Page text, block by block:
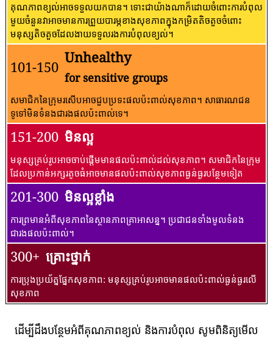
គុណភាពខ្យល់អាចទទួលយកបាន។ ទោះជាយ៉ាងណាក៏ដោយចំពោះការបំពុល
មួយចំនួនវាអាចមានការព្រួយបារម្ភខាងសុខភាពក្នុងកម្រិតតិចតួចចំពោះ
មនុស្សតិចតួចដែលងាយទទួលរងការបំពុលខ្យល់។
101-150
Unhealthy
for sensitive groups
សមាជិកនៃក្រុមរសើបអាចជួបប្រទះផលប៉ះពាល់សុខភាព។ សាធារណជន​
ទូទៅ​មិន​ទំនង​ជា​រង​ផល​ប៉ះពាល់​ទេ។
151-200 មិនល្អ
មនុស្សគ្រប់រូបអាចចាប់ផ្តើមមានផលប៉ះពាល់ដល់សុខភាព។ សមាជិកនៃក្រុម
ដែលប្រកាន់អក្សរតូចធំអាចមានផលប៉ះពាល់សុខភាពធ្ងន់ធ្ងរបន្ថែមទៀត
201-300 មិនល្អខ្លាំង
ការព្រមានអំពីសុខភាពនៃស្ថានភាពគ្រាអាសន្ន។ ប្រជាជនទាំងមូលទំនង
ជារងផលប៉ះពាល់។
300+ គ្រោះថ្នាក់
ការប្រុងប្រយ័ត្នផ្នែកសុខភាព: មនុស្សគ្រប់រូបអាចមានផលប៉ះពាល់ធ្ងន់ធ្ងរលើ
សុខភាព
ដើម្បីដឹងបន្ថែមអំពីគុណភាពខ្យល់ និងការបំពុល សូមពិនិត្យមើល